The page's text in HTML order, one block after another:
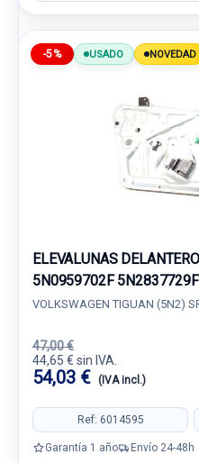
-5% USADO NOVEDAD
ELEVALUNAS
5N0959702F
VOLKSWAGEN TIGUAN (5N2)
47,00 €
44,65 € sin IVA.
54,03 € (IVA incl.)
Ref: 6014595
Garantía 1 año Envío 24-48h